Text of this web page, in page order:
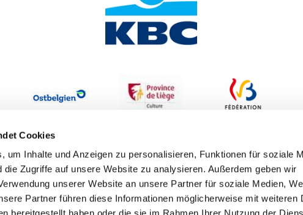
Cookies
um Inhalte und Anzeigen zu personalisieren, Funktionen für soziale
die Zugriffe auf unsere Website zu analysieren. Außerdem geben wir
unserer Website an unsere Partner für soziale Medien,
Partner führen diese Informationen möglicherweise mit weiteren